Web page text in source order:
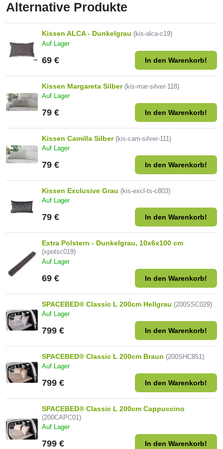
Alternative Produkte
Kissen ALCA - Dunkelgrau (kis-alca-c19)
Auf Lager
69 € In den Warenkorb!
Kissen Margareta Silber (kis-mar-silver-118)
Auf Lager
79 € In den Warenkorb!
Kissen Camilla Silber (kis-cam-silver-111)
Auf Lager
79 € In den Warenkorb!
Kissen Exclusive Grau (kis-excl-ts-c803)
Auf Lager
79 € In den Warenkorb!
Extra Polstern - Dunkelgrau, 10x6x100 cm
(xpotsc019)
Auf Lager
69 € In den Warenkorb!
SPACEBED® Classic L 200cm Hellgrau (200SSC029)
Auf Lager
799 € In den Warenkorb!
SPACEBED® Classic L 200cm Braun (200SHC851)
Auf Lager
799 € In den Warenkorb!
SPACEBED® Classic L 200cm Cappuccino
(200CAPC01)
Auf Lager
799 € In den Warenkorb!